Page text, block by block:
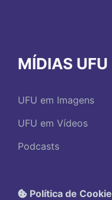
MÍDIAS UFU
UFU em Imagens
UFU em Vídeos
Podcasts
Política de